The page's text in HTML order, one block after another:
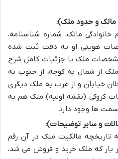
و حدود ملک):
مالک، شماره شناسنامه،
هویتی او به دقت ثبت شده
ملک با جزئیات کامل شرح
از شمال به کوچه، از جنوب به
خیابان و از غرب به ملک دیگری
کروکی (نقشه اولیه) ملک هم به
ها وجود دارد.
و سایر توضیحات):
تاریخچه مالکیت ملک در آن رقم
بار که ملک خرید و فروش می شد،